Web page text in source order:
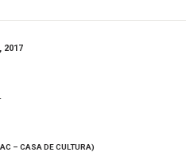
2017
– CASA DE CULTURA)